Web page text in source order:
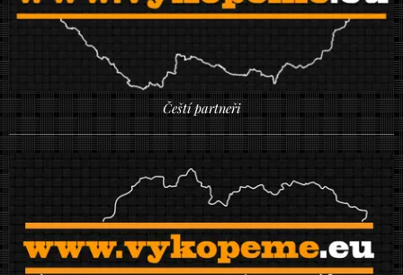
Čeští partneři